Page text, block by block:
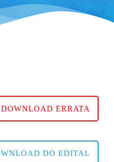
DOWNLOAD ERRATA
DO EDITAL